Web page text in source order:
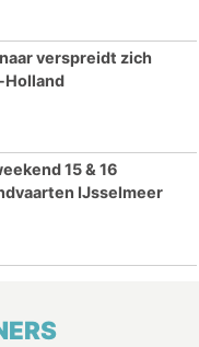
verspreidt zich
Holland
15 & 16
IJsselmeer